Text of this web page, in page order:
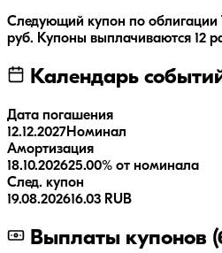
Следующий купон по облигации
руб. Купоны выплачиваются 12
Календарь
Дата погашения
12.12.2027Номинал
Амортизация
18.10.202625.00% от номинала
След. купон
19.08.202616.03 RUB
Выплаты купонов